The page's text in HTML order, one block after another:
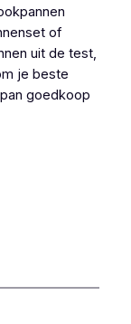
of
uit de test,
je beste
goedkoop